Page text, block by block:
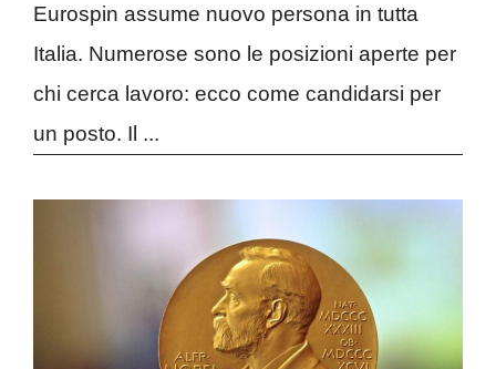
Eurospin assume nuovo persona in tutta
Italia. Numerose sono le posizioni aperte per
chi cerca lavoro: ecco come candidarsi per
un posto. Il ...